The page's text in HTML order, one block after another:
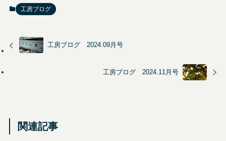
工房ブログ
工房ブログ 2024.09月号
工房ブログ 2024.11月号
関連記事